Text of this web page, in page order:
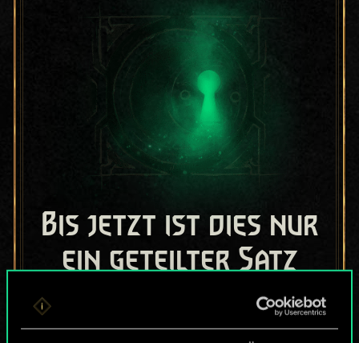
Bis jetzt ist dies nur
ein geteilter Satz
Wo es doch so viel